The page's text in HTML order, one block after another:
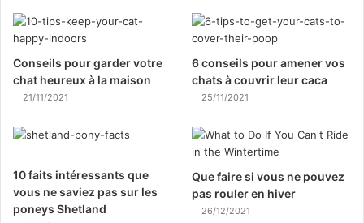
Conseils pour garder votre
chat heureux à la maison
21/11/2021
6 conseils pour amener vos
chats à couvrir leur caca
25/11/2021
10 faits intéressants que
vous ne saviez pas sur les
poneys Shetland
Que faire si vous ne pouvez
pas rouler en hiver
26/12/2021